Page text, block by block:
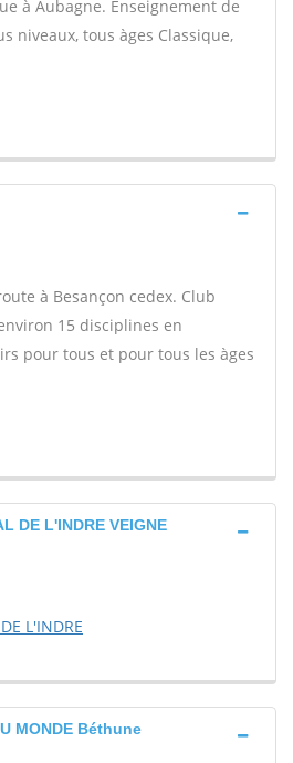
à Aubagne. Enseignement de
niveaux, tous àges Classique,
à Besançon cedex. Club
15 disciplines en
pour tous et pour tous les àges
DE L'INDRE VEIGNE
L'INDRE
MONDE Béthune